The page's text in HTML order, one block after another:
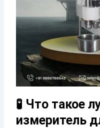
🧪 Что такое
измеритель